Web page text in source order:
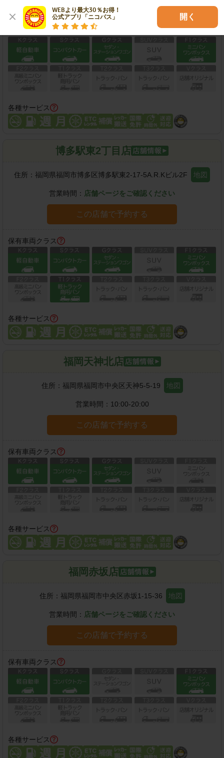
WEBより最大30％お得！
公式アプリ「ニコパス」
開く
保有車両クラス
各種サービス
博多駅東2丁目店
住所： 福岡県福岡市博多区博多駅東2-17-5A.R.Kビル2F 地図
営業時間： 店舗ページをご確認ください
この店舗で予約する
保有車両クラス
各種サービス
福岡天神北店
住所： 福岡県福岡市中央区天神5-5-19 地図
営業時間： 10:00-20:00
この店舗で予約する
保有車両クラス
各種サービス
福岡赤坂店
住所： 福岡県福岡市中央区赤坂1-15-36 地図
営業時間： 店舗ページをご確認ください
この店舗で予約する
保有車両クラス
各種サービス